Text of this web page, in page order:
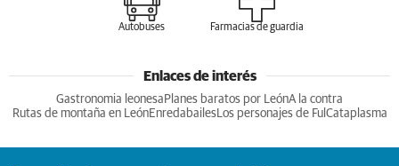
Autobuses Farmacias de guardia
Enlaces de interés
Gastronomia leonesa Planes baratos por LeónA la contra
Rutas de montaña en LeónEnredabailesLos personajes de Ful Cataplasma